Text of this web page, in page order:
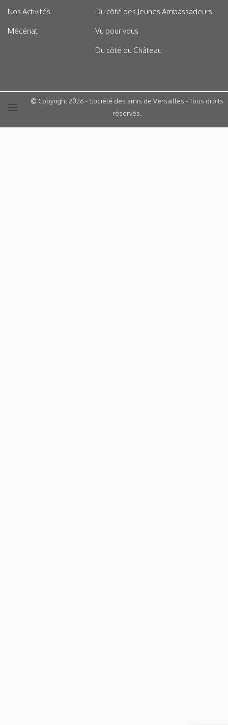
Nos Activités
Mécénat
Du côté des Jeunes Ambassadeurs
Vu pour vous
Du côté du Château
© Copyright 2026 - Société des amis de Versailles - Tous droits
réservés.